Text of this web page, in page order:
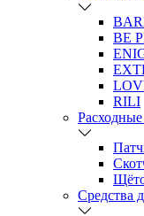
BE
RILI
Средства